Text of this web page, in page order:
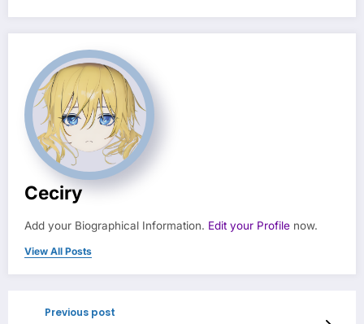
Ceciry
Add your Biographical Information. Edit your Profile now.
View All Posts
Previous post